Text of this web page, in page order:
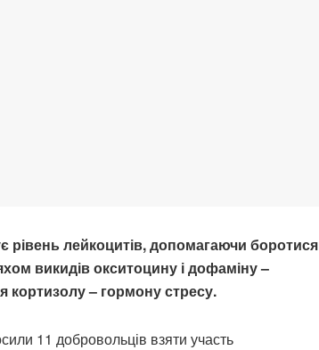
рівень лейкоцитів, допомагаючи боротися
викидів окситоцину і дофаміну –
кортизолу – гормону стресу.
11 добровольців взяти участь